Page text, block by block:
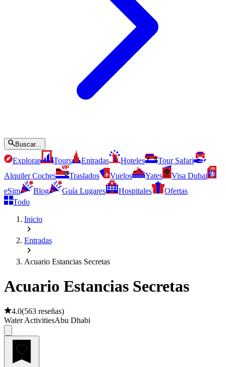
Buscar...
Explorar Tours Entradas Hoteles
Tour Safari
Alquiler Coches
Traslados Vuelos Yates
Visa Dubai
eSim
Blog Guía Lugares Hospitales
Ofertas
Todo
Inicio
Entradas
Acuario Estancias Secretas
Acuario Estancias Secretas
4.0(563 reseñas)
Water ActivitiesAbu Dhabi